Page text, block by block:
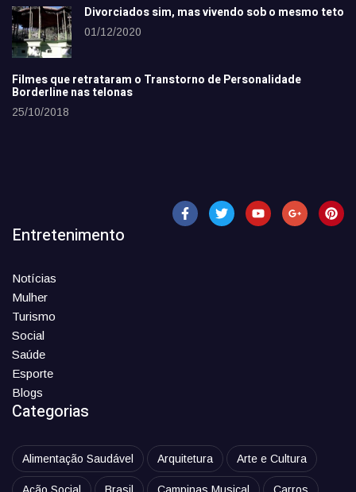
Divorciados sim, mas vivendo sob o mesmo teto
01/12/2020
Filmes que retrataram o Transtorno de Personalidade
Borderline nas telonas
25/10/2018
Entretenimento
Notícias
Mulher
Turismo
Social
Saúde
Esporte
Blogs
Categorias
Alimentação Saudável Arquitetura Arte e Cultura